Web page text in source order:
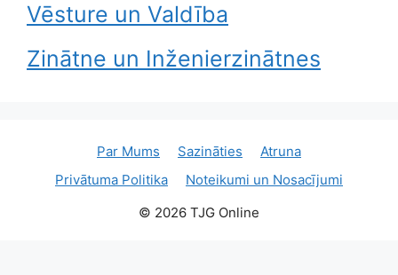
Vēsture un Valdība
Zinātne un Inženierzinātnes
Par Mums Sazināties
Atruna
Privātuma Politika
Noteikumi un Nosacījumi
© 2026 TJG Online